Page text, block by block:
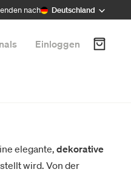
nach Deutschland
Einloggen
elegante, dekorative
wird. Von der